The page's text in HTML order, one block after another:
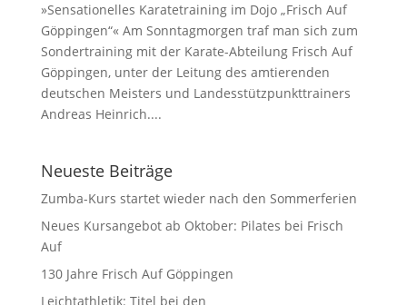
»Sensationelles Karatetraining im Dojo „Frisch Auf
Göppingen“« Am Sonntagmorgen traf man sich zum
Sondertraining mit der Karate-Abteilung Frisch Auf
Göppingen, unter der Leitung des amtierenden
deutschen Meisters und Landesstützpunkttrainers
Andreas Heinrich....
Neueste Beiträge
Zumba-Kurs startet wieder nach den Sommerferien
Neues Kursangebot ab Oktober: Pilates bei Frisch
Auf
130 Jahre Frisch Auf Göppingen
Leichtathletik: Titel bei den